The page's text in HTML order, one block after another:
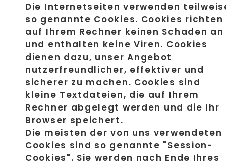
Die Internetseiten verwenden
so genannte Cookies. Cookies richten
auf Ihrem Rechner keinen Schaden an
und enthalten keine Viren. Cookies
dienen dazu, unser Angebot
nutzerfreundlicher, effektiver und
sicherer zu machen. Cookies sind
kleine Textdateien, die auf Ihrem
Rechner abgelegt werden und die Ihr
Browser speichert.
Die meisten der von uns verwendeten
Cookies sind so genannte "Session-
Cookies". Sie werden nach Ende Ihres